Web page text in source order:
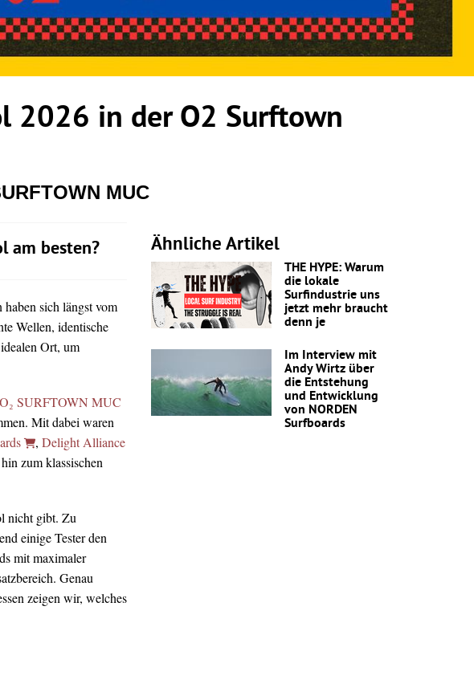
2026 in der O2 Surftown
MUC
am besten?
sich längst vom
Wellen, identische
Ort, um
O₂ SURFTOWN MUC
Mit dabei waren
, Delight Alliance
zum klassischen
nicht gibt. Zu
einige Tester den
mit maximaler
Genau
zeigen wir, welches
Ähnliche Artikel
THE HYPE: Warum
die lokale
Surfindustrie uns
jetzt mehr braucht
denn je
Im Interview mit
Andy Wirtz über
die Entstehung
und Entwicklung
von NORDEN
Surfboards